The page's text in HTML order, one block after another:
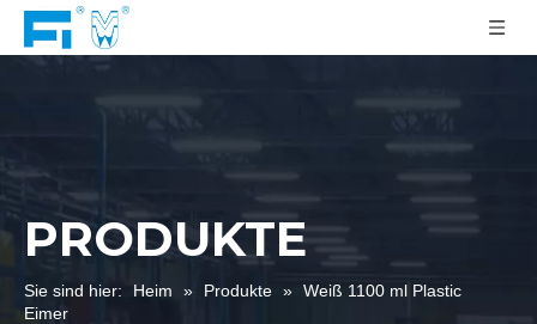
PRODUKTE
Sie sind hier: Heim » Produkte » Weiß 1100 ml Plastic
Eimer